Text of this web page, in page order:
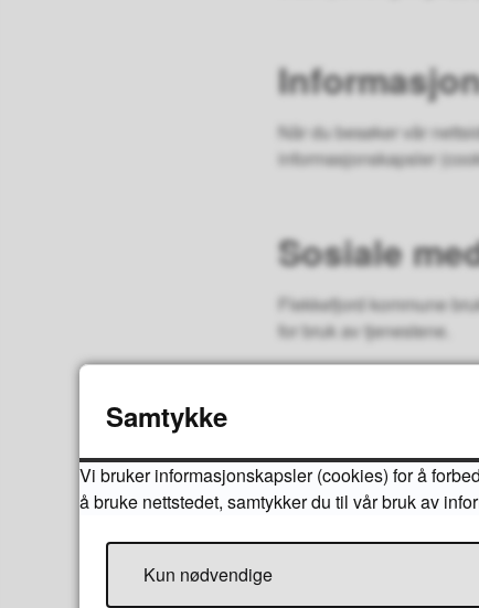
Når du besøker vår
informasjonskapsler
Sosiale
Flekkefjord kommune
for bruk av tjenestene.
Et godt råd er å sette
frivillig.
Hvilke
De vanligste
Samtykke
Vi bruker informasjonskapsler (cookies) for å
å bruke nettstedet, samtykker du til vår bruk av
Kun nødvendige